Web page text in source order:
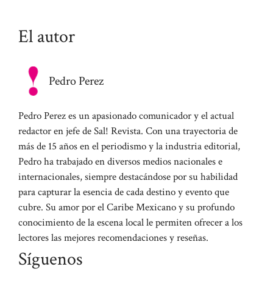
El autor
Pedro Perez
Pedro Perez es un apasionado comunicador y el actual
redactor en jefe de Sal! Revista. Con una trayectoria de
más de 15 años en el periodismo y la industria editorial,
Pedro ha trabajado en diversos medios nacionales e
internacionales, siempre destacándose por su habilidad
para capturar la esencia de cada destino y evento que
cubre. Su amor por el Caribe Mexicano y su profundo
conocimiento de la escena local le permiten ofrecer a los
lectores las mejores recomendaciones y reseñas.
Síguenos